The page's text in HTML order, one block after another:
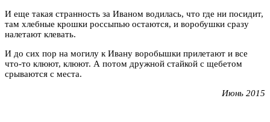
И еще такая странность за Иваном водилась, что где ни посидит,
там хлебные крошки россыпью остаются, и воробушки сразу
налетают клевать.
И до сих пор на могилу к Ивану воробышки прилетают и все
что-то клюют, клюют. А потом дружной стайкой с щебетом
срываются с места.
Июнь 2015